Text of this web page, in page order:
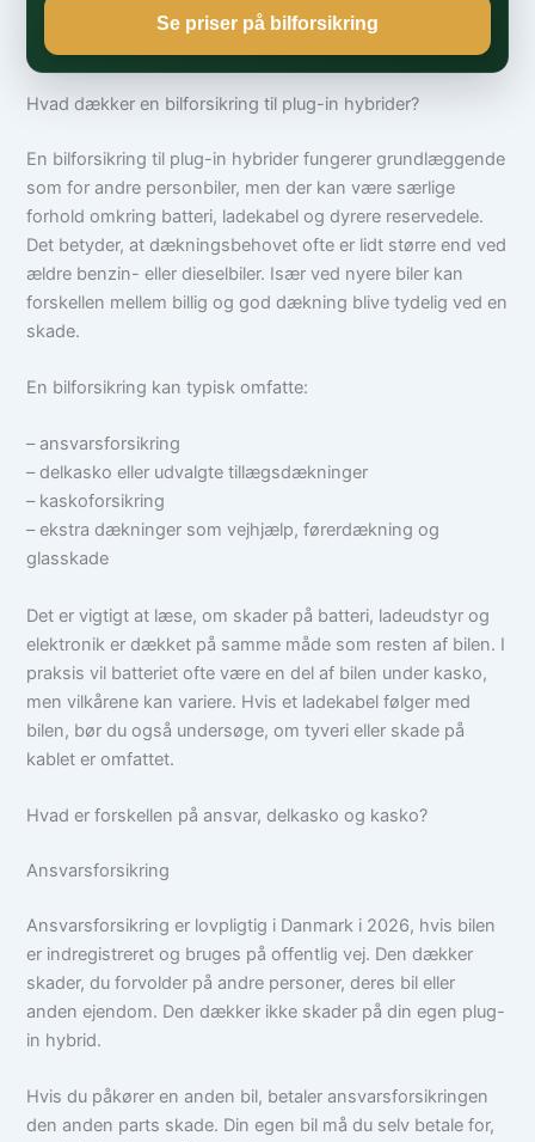
Se priser på bilforsikring
Hvad dækker en bilforsikring til plug-in hybrider?
En bilforsikring til plug-in hybrider fungerer grundlæggende
som for andre personbiler, men der kan være særlige
forhold omkring batteri, ladekabel og dyrere reservedele.
Det betyder, at dækningsbehovet ofte er lidt større end ved
ældre benzin- eller dieselbiler. Især ved nyere biler kan
forskellen mellem billig og god dækning blive tydelig ved en
skade.
En bilforsikring kan typisk omfatte:
– ansvarsforsikring
– delkasko eller udvalgte tillægsdækninger
– kaskoforsikring
– ekstra dækninger som vejhjælp, førerdækning og
glasskade
Det er vigtigt at læse, om skader på batteri, ladeudstyr og
elektronik er dækket på samme måde som resten af bilen. I
praksis vil batteriet ofte være en del af bilen under kasko,
men vilkårene kan variere. Hvis et ladekabel følger med
bilen, bør du også undersøge, om tyveri eller skade på
kablet er omfattet.
Hvad er forskellen på ansvar, delkasko og kasko?
Ansvarsforsikring
Ansvarsforsikring er lovpligtig i Danmark i 2026, hvis bilen
er indregistreret og bruges på offentlig vej. Den dækker
skader, du forvolder på andre personer, deres bil eller
anden ejendom. Den dækker ikke skader på din egen plug-
in hybrid.
Hvis du påkører en anden bil, betaler ansvarsforsikringen
den anden parts skade. Din egen bil må du selv betale for,